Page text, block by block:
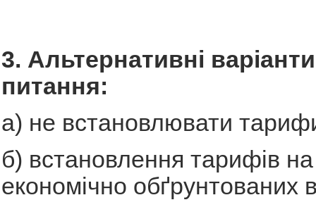
3. Альтернативні
питання:
а) не встановлювати
б) встановлення тарифів на
економічно обґрунтованих